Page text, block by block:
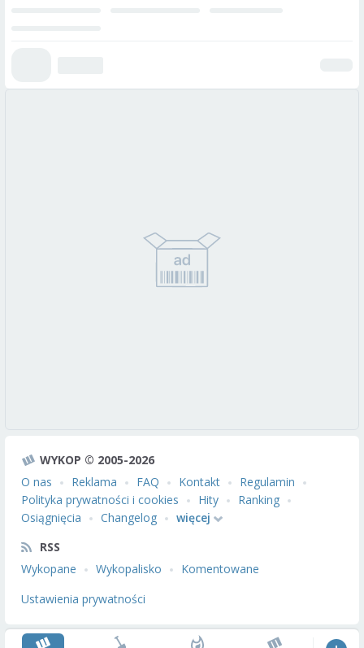
WYKOP © 2005-2026
O nas
Reklama FAQ Kontakt
Regulamin
Polityka prywatności i cookies
Hity
Ranking
Osiągnięcia
Changelog
więcej
RSS
Wykopane
Wykopalisko
Komentowane
Ustawienia prywatności